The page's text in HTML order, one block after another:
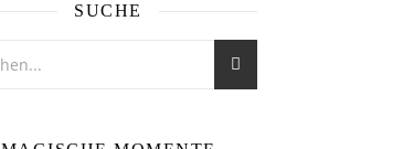
SUCHE